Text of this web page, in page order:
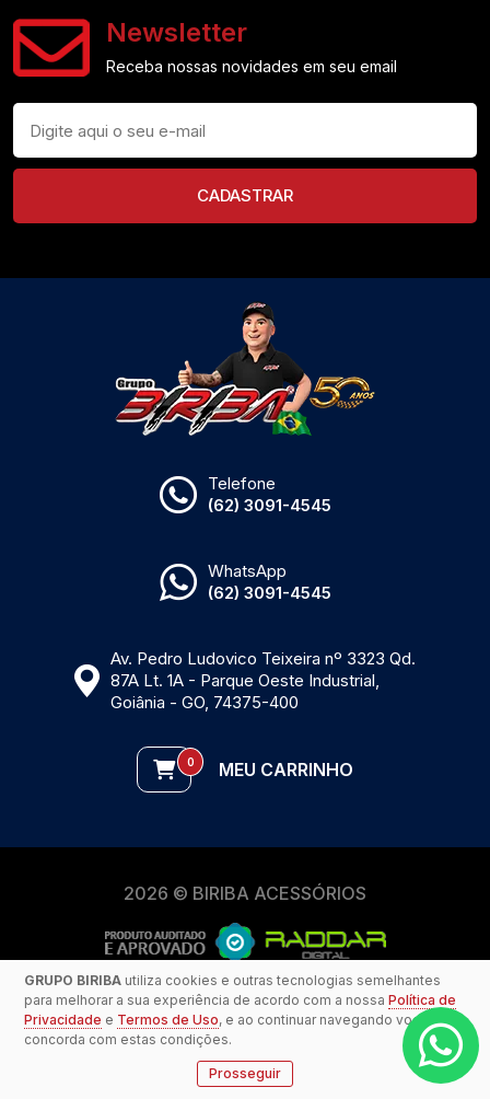
GRUPO BIRIBA utiliza cookies e outras tecnologias semelhantes
para melhorar a sua experiência de acordo com a nossa Política de
Privacidade e Termos de Uso, e ao continuar navegando você
concorda com estas condições.
Prosseguir
Newsletter
Receba nossas novidades em seu email
CADASTRAR
Telefone
(62) 3091-4545
WhatsApp
(62) 3091-4545
Av. Pedro Ludovico Teixeira nº 3323 Qd.
87A Lt. 1A - Parque Oeste Industrial,
Goiânia - GO, 74375-400
0 MEU CARRINHO
2026 © BIRIBA ACESSÓRIOS